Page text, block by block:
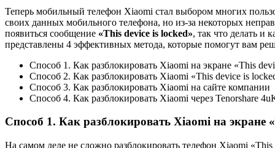
Теперь мобильный телефон Xiaomi стал выбором многих
своих данных мобильного телефона, но из-за некоторых
появиться сообщение «This device is locked», так что делать и
представлены 4 эффективных метода, которые помогут вам
Способ 1. Как разблокировать Xiaomi на экране «This
Способ 2. Как разблокировать Xiaomi «This device is
Способ 3. Как разблокировать Xiaomi на сайте компании
Способ 4. Как разблокировать Xiaomi через Tenorshare
Способ 1. Как разблокировать Xiaomi на экране
На самом деле не сложно разблокировать телефон Xiaomi